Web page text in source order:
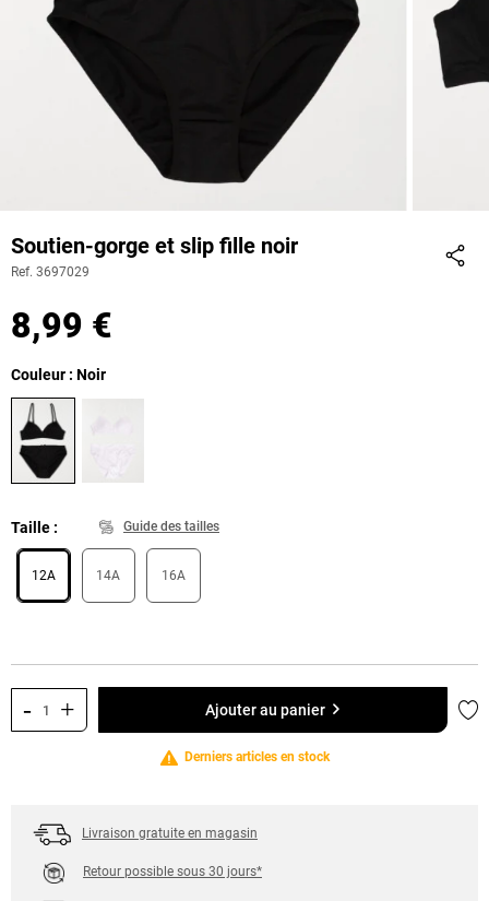
Soutien-gorge et slip fille noir
Ref. 3697029
8,99 €
Couleur : Noir
Taille Guide des tailles
12A 14A 16A
- + Ajouter au panier
Derniers articles en stock
Livraison gratuite en magasin
Retour possible sous 30 jours*